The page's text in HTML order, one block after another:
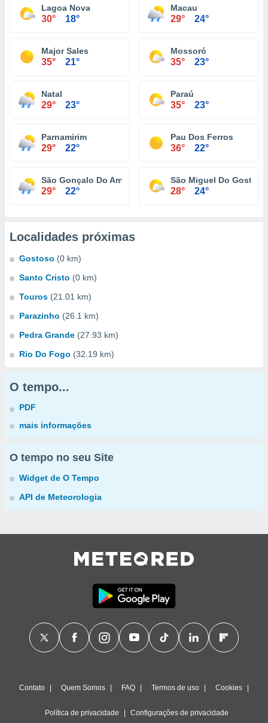
Lagoa Nova
30° 18°
Macau
29° 24°
Major Sales
35° 21°
Mossoró
35° 23°
Natal
29° 23°
Paraú
35° 23°
Parnamirim
29° 22°
Pau Dos Ferros
36° 22°
São Gonçalo Do Amarante
29° 22°
São Miguel Do Gostoso
28° 24°
Localidades próximas
Gostoso (0 km)
Santo Cristo (0 km)
Touros (21.01 km)
Parazinho (26.1 km)
Pedra Grande (27.93 km)
Rio Do Fogo (32.19 km)
O tempo...
PDF
mais informações
O tempo no seu Site
Widget de O Tempo
API de Meteorologia
Contato Quem Somos FAQ Termos de uso Cookies
Política de privacidade Configurações de privacidade